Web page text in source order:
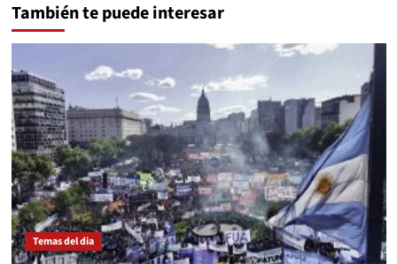
También te puede interesar
Temas del dia